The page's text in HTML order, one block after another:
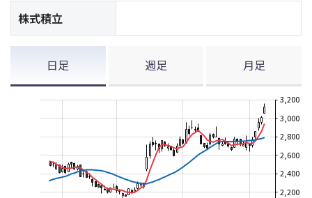
株式積立
日足 週足 月足
2,200
2,400
2,600
2,800
3,000
3,200